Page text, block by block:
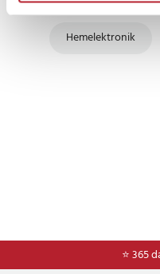
Hemelektronik
⭐ 365